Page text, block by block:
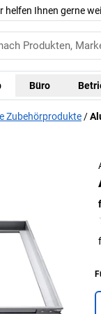
helfen Ihnen gerne
Büro
Zubehörprodukte